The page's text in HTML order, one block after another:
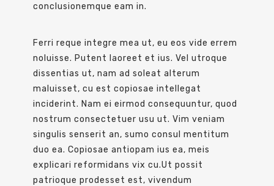
conclusionemque eam in.
Ferri reque integre mea ut, eu eos vide errem
noluisse. Putent laoreet et ius. Vel utroque
dissentias ut, nam ad soleat alterum
maluisset, cu est copiosae intellegat
inciderint. Nam ei eirmod consequuntur, quod
nostrum consectetuer usu ut. Vim veniam
singulis senserit an, sumo consul mentitum
duo ea. Copiosae antiopam ius ea, meis
explicari reformidans vix cu.Ut possit
patrioque prodesset est, vivendum